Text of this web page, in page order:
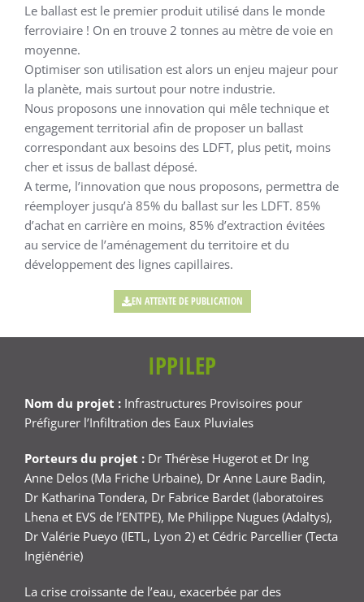
Le ballast est le premier produit utilisé dans le monde
ferroviaire ! On en trouve 2 tonnes au mètre de voie en
moyenne.
Optimiser son utilisation est alors un enjeu majeur pour
la planète, mais surtout pour notre industrie.
Nous proposons une innovation qui mêle technique et
engagement territorial afin de proposer un ballast
correspondant aux besoins des LDFT, plus petit, moins
cher et issus de ballast déposé.
A terme, l’innovation que nous proposons, permettra de
réemployer jusqu’à 85% du ballast sur les LDFT. 85%
d’achat en carrière en moins, 85% d’extraction évitées
au service de l’aménagement du territoire et du
développement des lignes capillaires.
EN ATTENTE DE PUBLICATION
IPPILEP
Nom du projet : Infrastructures Provisoires pour
Préfigurer l’Infiltration des Eaux Pluviales
Porteurs du projet : Dr Thérèse Hugerot et Dr Ing
Anne Delos (Ma Friche Urbaine), Dr Anne Laure Badin,
Dr Katharina Tondera, Dr Fabrice Bardet (laboratoires
Lhena et EVS de l’ENTPE), Me Philippe Nugues (Adaltys),
Dr Valérie Pueyo (IETL, Lyon 2) et Cédric Parcellier (Tecta
Ingiénérie)
La crise croissante de l’eau, exacerbée par des